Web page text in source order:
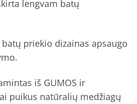
lengvam batų
priekio dizainas apsaugo
iš GUMOS ir
puikus natūralių medžiagų